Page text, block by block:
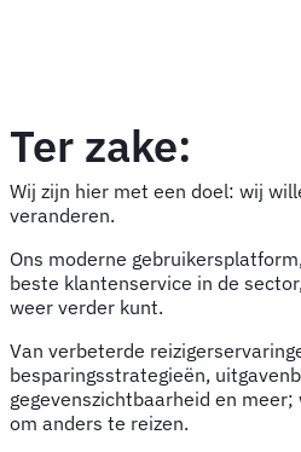
Ter zake:
Wij zijn hier met een doel: wij
veranderen.
Ons moderne
beste klantenservice in de
weer verder kunt.
Van verbeterde
besparingsstrategieën,
gegevenszichtbaarheid en
om anders te reizen.